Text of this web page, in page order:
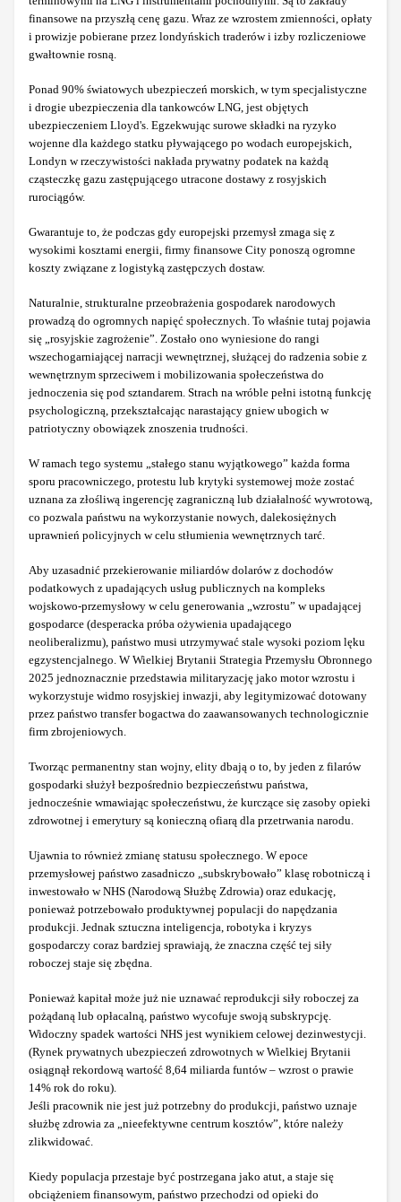
finansowe na przyszłą cenę gazu. Wraz ze wzrostem zmienności, opłaty
i prowizje pobierane przez londyńskich traderów i izby rozliczeniowe
gwałtownie rosną.
Ponad 90% światowych ubezpieczeń morskich, w tym specjalistyczne
i drogie ubezpieczenia dla tankowców LNG, jest objętych
ubezpieczeniem Lloyd's. Egzekwując surowe składki na ryzyko
wojenne dla każdego statku pływającego po wodach europejskich,
Londyn w rzeczywistości nakłada prywatny podatek na każdą
cząsteczkę gazu zastępującego utracone dostawy z rosyjskich
rurociągów.
Gwarantuje to, że podczas gdy europejski przemysł zmaga się z
wysokimi kosztami energii, firmy finansowe City ponoszą ogromne
koszty związane z logistyką zastępczych dostaw.
Naturalnie, strukturalne przeobrażenia gospodarek narodowych
prowadzą do ogromnych napięć społecznych. To właśnie tutaj pojawia
się „rosyjskie zagrożenie”. Zostało ono wyniesione do rangi
wszechogarniającej narracji wewnętrznej, służącej do radzenia sobie z
wewnętrznym sprzeciwem i mobilizowania społeczeństwa do
jednoczenia się pod sztandarem. Strach na wróble pełni istotną funkcję
psychologiczną, przekształcając narastający gniew ubogich w
patriotyczny obowiązek znoszenia trudności.
W ramach tego systemu „stałego stanu wyjątkowego” każda forma
sporu pracowniczego, protestu lub krytyki systemowej może zostać
uznana za złośliwą ingerencję zagraniczną lub działalność wywrotową,
co pozwala państwu na wykorzystanie nowych, dalekosiężnych
uprawnień policyjnych w celu stłumienia wewnętrznych tarć.
Aby uzasadnić przekierowanie miliardów dolarów z dochodów
podatkowych z upadających usług publicznych na kompleks
wojskowo-przemysłowy w celu generowania „wzrostu” w upadającej
gospodarce (desperacka próba ożywienia upadającego
neoliberalizmu), państwo musi utrzymywać stale wysoki poziom lęku
egzystencjalnego. W Wielkiej Brytanii Strategia Przemysłu Obronnego
2025 jednoznacznie przedstawia militaryzację jako motor wzrostu i
wykorzystuje widmo rosyjskiej inwazji, aby legitymizować dotowany
przez państwo transfer bogactwa do zaawansowanych technologicznie
firm zbrojeniowych.
Tworząc permanentny stan wojny, elity dbają o to, by jeden z filarów
gospodarki służył bezpośrednio bezpieczeństwu państwa,
jednocześnie wmawiając społeczeństwu, że kurczące się zasoby opieki
zdrowotnej i emerytury są konieczną ofiarą dla przetrwania narodu.
Ujawnia to również zmianę statusu społecznego. W epoce
przemysłowej państwo zasadniczo „subskrybowało” klasę robotniczą i
inwestowało w NHS (Narodową Służbę Zdrowia) oraz edukację,
ponieważ potrzebowało produktywnej populacji do napędzania
produkcji. Jednak sztuczna inteligencja, robotyka i kryzys
gospodarczy coraz bardziej sprawiają, że znaczna część tej siły
roboczej staje się zbędna.
Ponieważ kapitał może już nie uznawać reprodukcji siły roboczej za
pożądaną lub opłacalną, państwo wycofuje swoją subskrypcję.
Widoczny spadek wartości NHS jest wynikiem celowej dezinwestycji.
(Rynek prywatnych ubezpieczeń zdrowotnych w Wielkiej Brytanii
osiągnął rekordową wartość 8,64 miliarda funtów – wzrost o prawie
14% rok do roku).
Jeśli pracownik nie jest już potrzebny do produkcji, państwo uznaje
służbę zdrowia za „nieefektywne centrum kosztów”, które należy
zlikwidować.
Kiedy populacja przestaje być postrzegana jako atut, a staje się
obciążeniem finansowym, państwo przechodzi od opieki do